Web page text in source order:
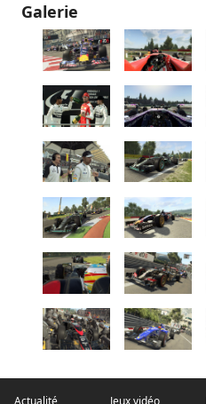
Galerie
Actualité Jeux vidéo